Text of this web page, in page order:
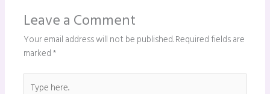
Leave a Comment
Your email address will not be published.Required fields are
marked*